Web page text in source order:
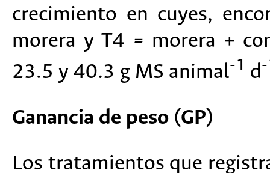
crecimiento en cuyes,
morera y T4 = morera +
23.5 y 40.3 g MS animal-1 d
Ganancia de peso (GP)
Los tratamientos que